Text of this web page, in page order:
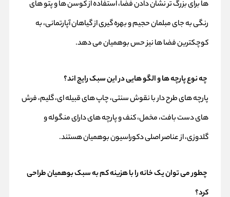
ها برای بزرگ‌ تر نشان دادن فضا، استفاده از کوسن‌ ها و پتو های
رنگی به‌ جای مبلمان حجیم و بهره‌ گیری از گیاهان آپارتمانی، به
کوچکترین فضا ها نیز حس بوهمیان می‌ دهد.
چه نوع پارچه‌ ها و الگو هایی در این سبک رایج‌ اند؟
پارچه‌ های طرح‌ دار با نقوش سنتی، چاپ‌ های قبیله‌ ای، گلیم، فرش‌
های دست‌ بافت، مخمل، کنف و پارچه‌ های دارای منگوله و
گلدوزی، از عناصر اصلی دکوراسیون بوهمیان هستند.
چطور می‌ توان یک خانه را با هزینه کم به سبک بوهمیان طراحی
کرد؟